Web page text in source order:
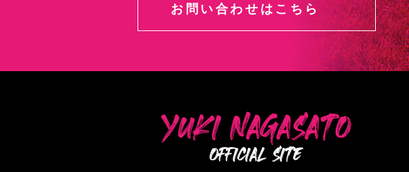
お問い合わせはこちら